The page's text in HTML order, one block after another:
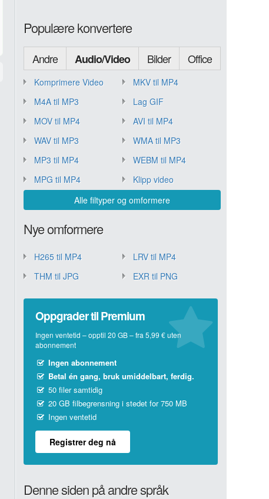
Populære konvertere
Andre Audio/Video Bilder Office
Komprimere Video
MKV til MP4
M4A til MP3
Lag GIF
MOV til MP4
AVI til MP4
WAV til MP3
WMA til MP3
MP3 til MP4
WEBM til MP4
MPG til MP4
Klipp video
Alle filtyper og omformere
Nye omformere
H265 til MP4
LRV til MP4
THM til JPG
EXR til PNG
Oppgrader til Premium
Ingen ventetid – opptil 20 GB – fra 5,99 € uten
abonnement
Ingen abonnement
Betal én gang, bruk umiddelbart, ferdig.
50 filer samtidig
20 GB filbegrensning i stedet for 750 MB
Ingen ventetid
Registrer deg nå
Denne siden på andre språk